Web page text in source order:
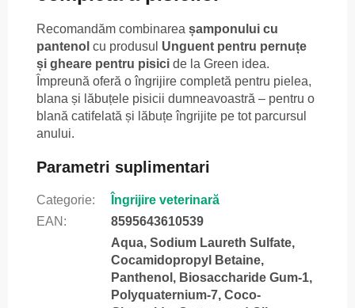
Recomandăm combinarea șamponului cu
pantenol cu produsul Unguent pentru pernuțe
și gheare pentru pisici de la Green idea.
Împreună oferă o îngrijire completă pentru pielea,
blana și lăbuțele pisicii dumneavoastră – pentru o
blană catifelată și lăbuțe îngrijite pe tot parcursul
anului.
Parametri suplimentari
Categorie:
Îngrijire veterinară
EAN : 8595643610539
Aqua, Sodium Laureth Sulfate,
Cocamidopropyl Betaine,
Panthenol, Biosaccharide Gum-1,
Polyquaternium-7, Coco-